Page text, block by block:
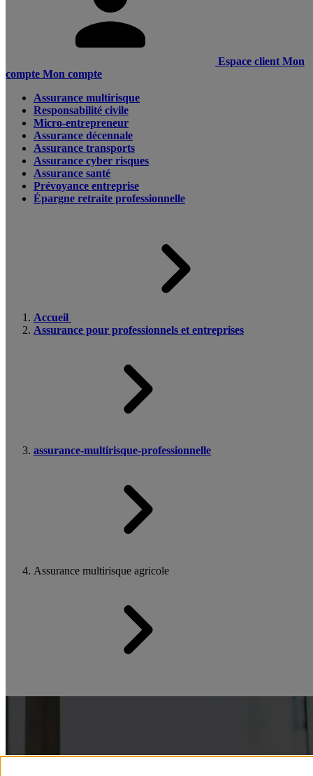
Espace client Mon
compte Mon compte
Assurance multirisque
Responsabilité civile
Micro-entrepreneur
Assurance décennale
Assurance transports
Assurance cyber risques
Assurance santé
Prévoyance entreprise
Épargne retraite professionnelle
Accueil
Assurance pour professionnels et entreprises
assurance-multirisque-professionnelle
Assurance multirisque agricole